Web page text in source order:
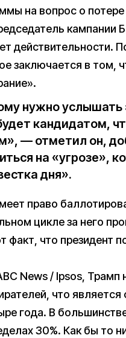
на вопрос о
кампании
действительности.
заключается в том,
нужно услышать
кандидатом,
— отметил он,
на «угрозе»,
дня».
право
цикле за него
факт, что президент
News / Ipsos, Трамп
что
года. В
30%. Как бы то